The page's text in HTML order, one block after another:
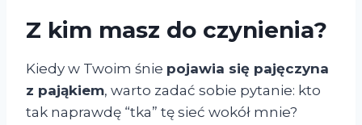
Z kim masz do czynienia?
Kiedy w Twoim śnie pojawia się pajęczyna
z pająkiem, warto zadać sobie pytanie: kto
tak naprawdę “tka” tę sieć wokół mnie?